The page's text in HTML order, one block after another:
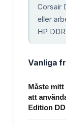
Corsair
eller
HP
Vanliga
Måste
att
Edition